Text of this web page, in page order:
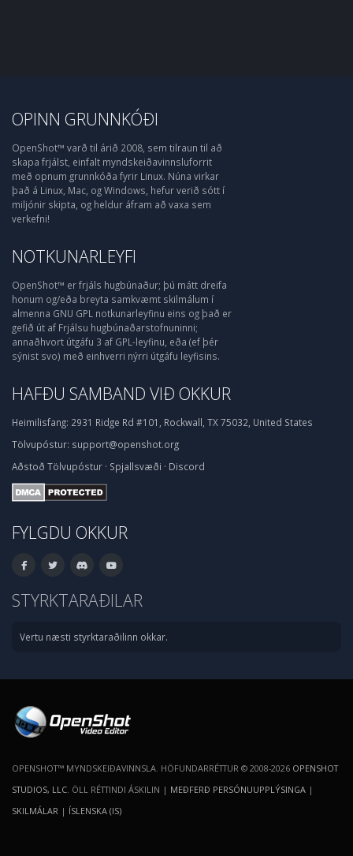
OPINN GRUNNKÓÐI
OpenShot™ varð til árið 2008, sem tilraun til að
skapa frjálst, einfalt myndskeiðavinnsluforrit
með opnum grunnkóða fyrir Linux. Núna virkar
það á Linux, Mac, og Windows, hefur verið sótt í
miljónir skipta, og heldur áfram að vaxa sem
verkefni!
NOTKUNARLEYFI
OpenShot™ er frjáls hugbúnaður; þú mátt dreifa
honum og/eða breyta samkvæmt skilmálum í
almenna GNU GPL notkunarleyfinu eins og það er
gefið út af Frjálsu hugbúnaðarstofnuninni;
annaðhvort útgáfu 3 af GPL-leyfinu, eða (ef þér
sýnist svo) með einhverri nýrri útgáfu leyfisins.
HAFÐU SAMBAND VIÐ OKKUR
Heimilisfang: 2931 Ridge Rd #101, Rockwall, TX 75032, United States
Tölvupóstur: support@openshot.org
Aðstoð Tölvupóstur · Spjallsvæði · Discord
FYLGDU OKKUR
STYRKTARAÐILAR
Vertu næsti styrktaraðilinn okkar.
OPENSHOT™ MYNDSKEIÐAVINNSLA. HÖFUNDARRÉTTUR © 2008-2026 OPENSHOT
STUDIOS, LLC . ÖLL RÉTTINDI ÁSKILIN | MEÐFERÐ PERSÓNUUPPLÝSINGA |
SKILMÁLAR | ÍSLENSKA (IS)